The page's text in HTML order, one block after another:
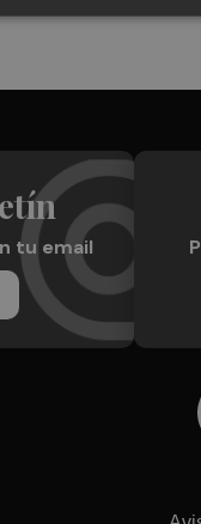
tu email